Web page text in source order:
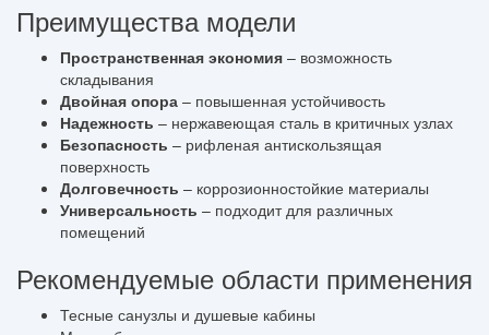
Преимущества модели
Пространственная экономия – возможность
складывания
Двойная опора – повышенная устойчивость
Надежность – нержавеющая сталь в критичных узлах
Безопасность – рифленая антискользящая
поверхность
Долговечность – коррозионностойкие материалы
Универсальность – подходит для различных
помещений
Рекомендуемые области применения
Тесные санузлы и душевые кабины